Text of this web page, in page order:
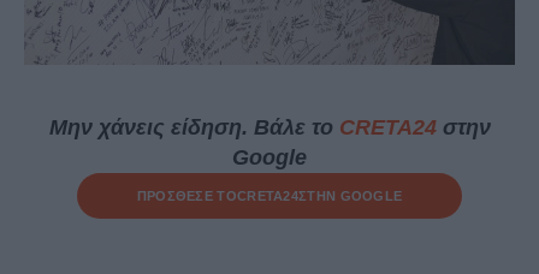
Μην χάνεις είδηση. Βάλε το CRETA24στην
Google
ΠΡΟΣΘΕΣΕ ΤΟCRETA24ΣΤΗΝ GOOGLE